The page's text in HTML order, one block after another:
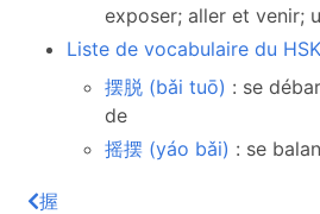
exposer; aller et venir;
Liste de vocabulaire du
摆脱 (bǎi tuō) : se
de
摇摆 (yáo bǎi) : se
握